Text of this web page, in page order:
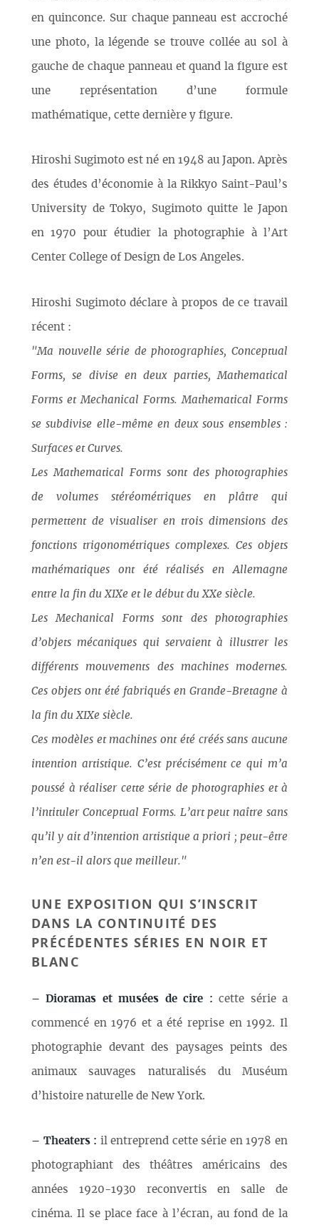
en quinconce. Sur chaque panneau est accroché
une photo, la légende se trouve collée au sol à
gauche de chaque panneau et quand la figure est
une représentation d’une formule
mathématique, cette dernière y figure.
Hiroshi Sugimoto est né en 1948 au Japon. Après
des études d’économie à la Rikkyo Saint-Paul’s
University de Tokyo, Sugimoto quitte le Japon
en 1970 pour étudier la photographie à l’Art
Center College of Design de Los Angeles.
Hiroshi Sugimoto déclare à propos de ce travail
récent :
"Ma nouvelle série de photographies, Conceptual
Forms, se divise en deux parties, Mathematical
Forms et Mechanical Forms. Mathematical Forms
se subdivise elle-même en deux sous ensembles :
Surfaces et Curves.
Les Mathematical Forms sont des photographies
de volumes stéréométriques en plâtre qui
permettent de visualiser en trois dimensions des
fonctions trigonométriques complexes. Ces objets
mathématiques ont été réalisés en Allemagne
entre la fin du XIXe et le début du XXe siècle.
Les Mechanical Forms sont des photographies
d’objets mécaniques qui servaient à illustrer les
différents mouvements des machines modernes.
Ces objets ont été fabriqués en Grande-Bretagne à
la fin du XIXe siècle.
Ces modèles et machines ont été créés sans aucune
intention artistique. C’est précisément ce qui m’a
poussé à réaliser cette série de photographies et à
l’intituler Conceptual Forms. L’art peut naître sans
qu’il y ait d’intention artistique a priori ; peut-être
n’en est-il alors que meilleur."
UNE EXPOSITION QUI S’INSCRIT
DANS LA CONTINUITÉ DES
PRÉCÉDENTES SÉRIES EN NOIR ET
BLANC
– Dioramas et musées de cire : cette série a
commencé en 1976 et a été reprise en 1992. Il
photographie devant des paysages peints des
animaux sauvages naturalisés du Muséum
d’histoire naturelle de New York.
– Theaters : il entreprend cette série en 1978 en
photographiant des théâtres américains des
années 1920-1930 reconvertis en salle de
cinéma. Il se place face à l’écran, au fond de la